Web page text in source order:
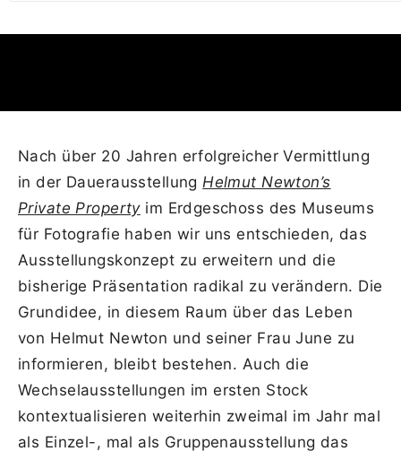
Nach über 20 Jahren erfolgreicher Vermittlung
in der DauerausstellungHelmut Newton’s
Private Propertyim Erdgeschoss des Museums
für Fotografie haben wir uns entschieden, das
Ausstellungskonzept zu erweitern und die
bisherige Präsentation radikal zu verändern. Die
Grundidee, in diesem Raum über das Leben
von Helmut Newton und seiner Frau June zu
informieren, bleibt bestehen. Auch die
Wechselausstellungen im ersten Stock
kontextualisieren weiterhin zweimal im Jahr mal
als Einzel-, mal als Gruppenausstellung das